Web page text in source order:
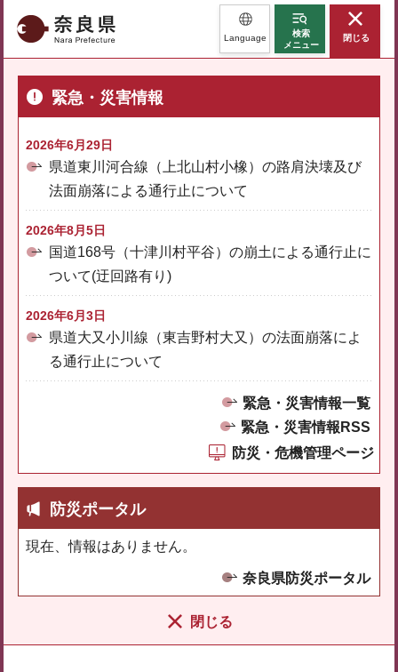
奈良県 Language
検索
メニュー
閉じる
緊急・災害情報
2026年6月29日
県道東川河合線（上北山村小橡）の路肩決壊及び
法面崩落による通行止について
2026年8月5日
国道168号（十津川村平谷）の崩土による通行止に
ついて(迂回路有り)
2026年6月3日
県道大又小川線（東吉野村大又）の法面崩落によ
る通行止について
緊急・災害情報一覧
緊急・災害情報RSS
防災・危機管理ページ
防災ポータル
現在、情報はありません。
奈良県防災ポータル
閉じる